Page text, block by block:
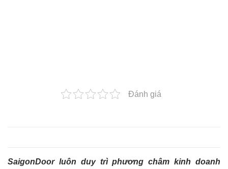
Đánh giá
SaigonDoor luôn duy trì phương châm kinh doanh